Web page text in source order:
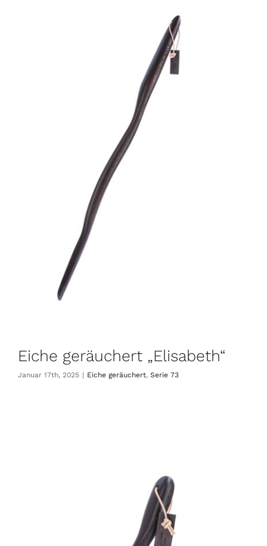
Eiche geräuchert „Elisabeth“
Januar 17th, 2025 | Eiche geräuchert, Serie 73